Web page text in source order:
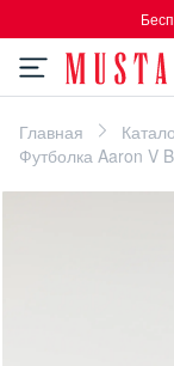
Главная
Футболка Aaron V